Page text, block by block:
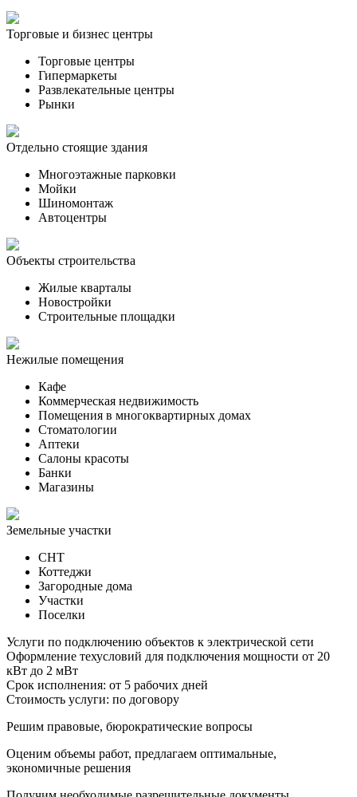
Торговые и бизнес центры
Торговые центры
Гипермаркеты
Развлекательные центры
Рынки
Отдельно стоящие здания
Многоэтажные парковки
Мойки
Шиномонтаж
Автоцентры
Объекты строительства
Жилые кварталы
Новостройки
Строительные площадки
Нежилые помещения
Кафе
Коммерческая недвижимость
Помещения в многоквартирных домах
Стоматологии
Аптеки
Салоны красоты
Банки
Магазины
Земельные участки
СНТ
Коттеджи
Загородные дома
Участки
Поселки
Услуги по подключению объектов к электрической сети
Оформление техусловий для подключения мощности от 20
кВт до 2 мВт
Срок исполнения: от 5 рабочих дней
Стоимость услуги: по договору
Решим правовые, бюрократические вопросы
Оценим объемы работ, предлагаем оптимальные,
экономичные решения